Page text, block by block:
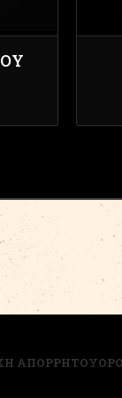
ΑΠΟΡΡΗΤΟΥ